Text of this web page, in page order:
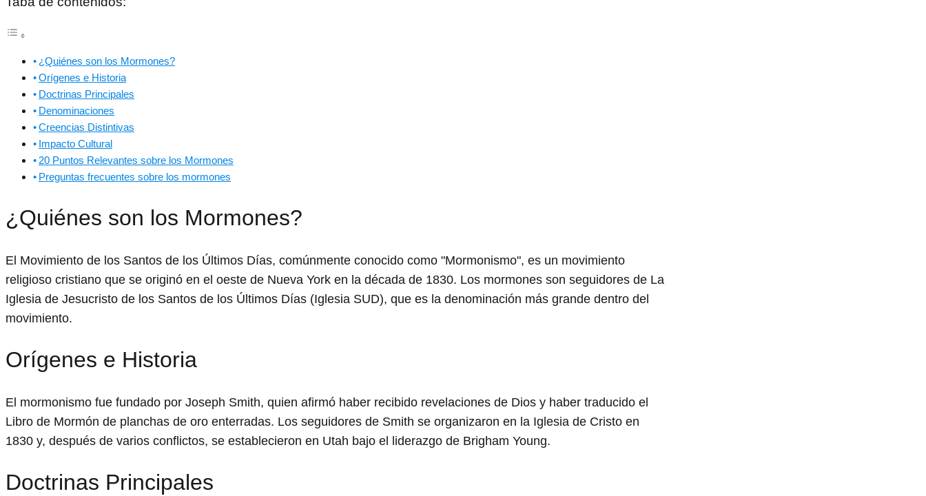
¿Quiénes son los Mormones?
Orígenes e Historia
Doctrinas Principales
Denominaciones
Creencias Distintivas
Impacto Cultural
20 Puntos Relevantes sobre los Mormones
Preguntas frecuentes sobre los mormones
¿Quiénes son los Mormones?
El Movimiento de los Santos de los Últimos Días, comúnmente conocido como "Mormonismo", es un movimiento
religioso cristiano que se originó en el oeste de Nueva York en la década de 1830. Los mormones son seguidores de La
Iglesia de Jesucristo de los Santos de los Últimos Días (Iglesia SUD), que es la denominación más grande dentro del
movimiento.
Orígenes e Historia
El mormonismo fue fundado por Joseph Smith, quien afirmó haber recibido revelaciones de Dios y haber traducido el
Libro de Mormón de planchas de oro enterradas. Los seguidores de Smith se organizaron en la Iglesia de Cristo en
1830 y, después de varios conflictos, se establecieron en Utah bajo el liderazgo de Brigham Young.
Doctrinas Principales